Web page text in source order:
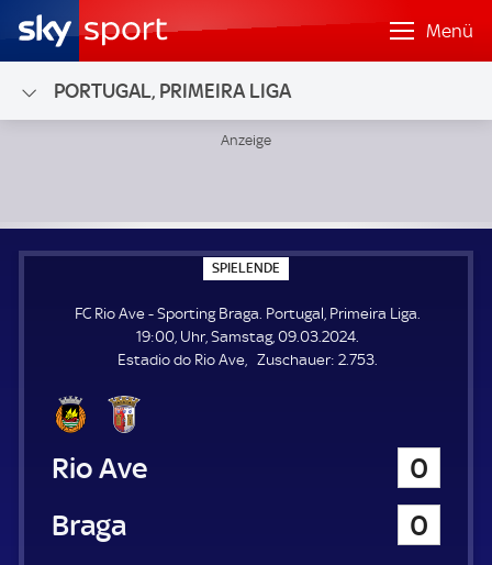
Menü
PORTUGAL, PRIMEIRA LIGA
SPIELENDE
P
E
L
E
N
FC Rio Ave - Sporting Braga. Portugal, Primeira Liga.
19:00, Uhr, Samstag, 09.03.2024.
Estadio do Rio Ave
Zuschauer: Z
2.753.
FC Rio Ave
0
Sporting Braga
0